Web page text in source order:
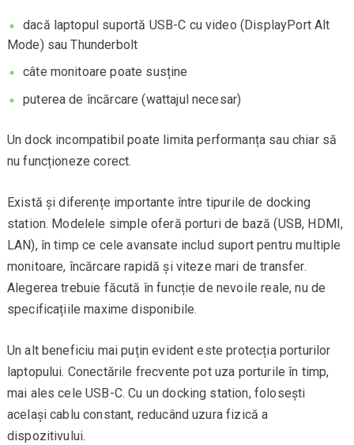
dacă laptopul suportă USB-C cu video (DisplayPort Alt
Mode) sau Thunderbolt
câte monitoare poate susține
puterea de încărcare (wattajul necesar)
Un dock incompatibil poate limita performanța sau chiar să
nu funcționeze corect.
Există și diferențe importante între tipurile de docking
station. Modelele simple oferă porturi de bază (USB, HDMI,
LAN), în timp ce cele avansate includ suport pentru multiple
monitoare, încărcare rapidă și viteze mari de transfer.
Alegerea trebuie făcută în funcție de nevoile reale, nu de
specificațiile maxime disponibile.
Un alt beneficiu mai puțin evident este protecția porturilor
laptopului. Conectările frecvente pot uza porturile în timp,
mai ales cele USB-C. Cu un docking station, folosești
același cablu constant, reducând uzura fizică a
dispozitivului.